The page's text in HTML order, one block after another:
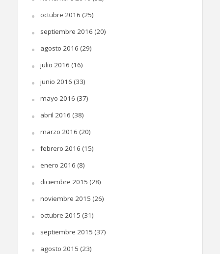
octubre 2016 (25)
septiembre 2016 (20)
agosto 2016 (29)
julio 2016 (16)
junio 2016 (33)
mayo 2016 (37)
abril 2016 (38)
marzo 2016 (20)
febrero 2016 (15)
enero 2016 (8)
diciembre 2015 (28)
noviembre 2015 (26)
octubre 2015 (31)
septiembre 2015 (37)
agosto 2015 (23)